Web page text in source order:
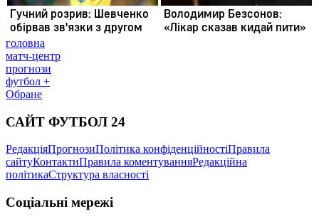
головна
матч-центр
прогнози
футбол +
Обране
САЙТ ФУТБОЛ 24
РедакціяПрогнозиПолітика конфіденційностіПравила
сайтуКонтактиПравила коментуванняРедакційна
політикаСтруктура власності
Соціальні мережі